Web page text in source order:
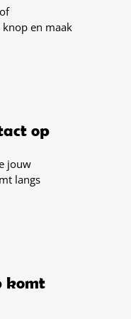
knop en maak
op
jouw
langs
komt